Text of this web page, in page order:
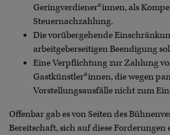
Geringverdiener*innen, als
Steuernachzahlung.
Die vorübergehende
arbeitgeberseitigen Beendigung
Eine Verpflichtung zur Zahlung
Gastkünstler*innen, die wegen
Vorstellungsausfälle nicht zum
Offenbar gab es von Seiten des
Bereitschaft, sich auf diese Forderungen